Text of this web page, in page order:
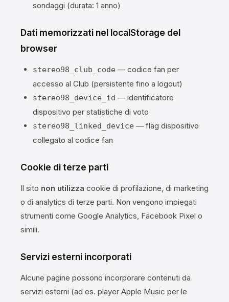
sondaggi (durata: 1 anno)
Dati memorizzati nel localStorage del
browser
stereo98_club_code — codice fan per
accesso al Club (persistente fino a logout)
stereo98_device_id — identificatore
dispositivo per statistiche di voto
stereo98_linked_device — flag dispositivo
collegato al codice fan
Cookie di terze parti
Il sito non utilizza cookie di profilazione, di marketing
o di analytics di terze parti. Non vengono impiegati
strumenti come Google Analytics, Facebook Pixel o
simili.
Servizi esterni incorporati
Alcune pagine possono incorporare contenuti da
servizi esterni (ad es. player Apple Music per le